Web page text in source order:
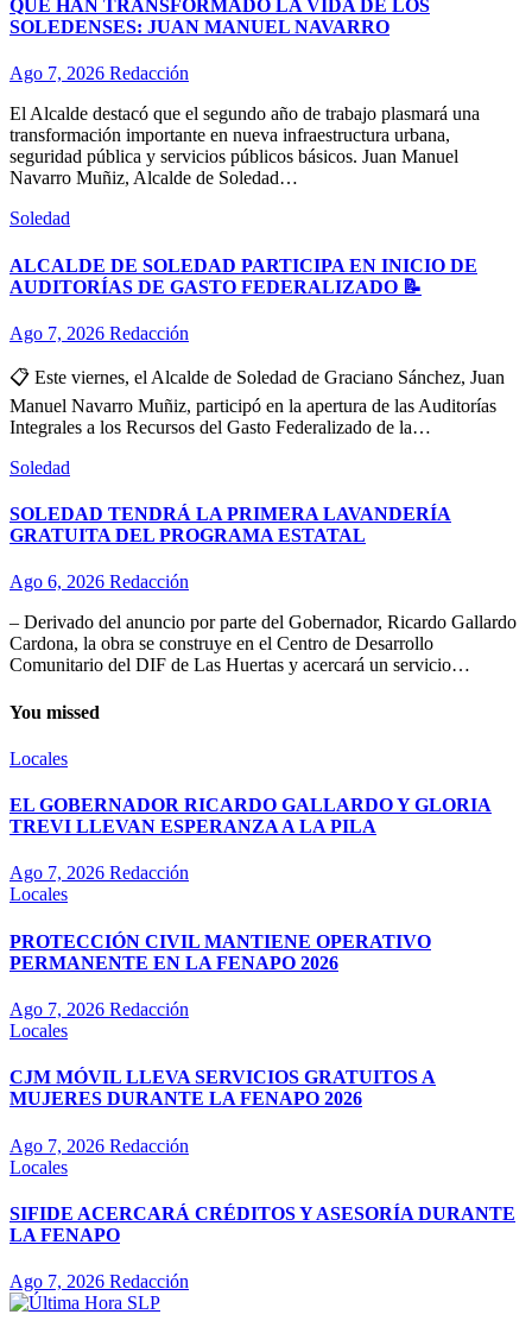
QUE HAN TRANSFORMADO LA VIDA DE LOS
SOLEDENSES: JUAN MANUEL NAVARRO
Ago 7, 2026 Redacción
El Alcalde destacó que el segundo año de trabajo plasmará una
transformación importante en nueva infraestructura urbana,
seguridad pública y servicios públicos básicos. Juan Manuel
Navarro Muñiz, Alcalde de Soledad…
Soledad
ALCALDE DE SOLEDAD PARTICIPA EN INICIO DE
AUDITORÍAS DE GASTO FEDERALIZADO 📝
Ago 7, 2026 Redacción
📋 Este viernes, el Alcalde de Soledad de Graciano Sánchez, Juan
Manuel Navarro Muñiz, participó en la apertura de las Auditorías
Integrales a los Recursos del Gasto Federalizado de la…
Soledad
SOLEDAD TENDRÁ LA PRIMERA LAVANDERÍA
GRATUITA DEL PROGRAMA ESTATAL
Ago 6, 2026 Redacción
– Derivado del anuncio por parte del Gobernador, Ricardo Gallardo
Cardona, la obra se construye en el Centro de Desarrollo
Comunitario del DIF de Las Huertas y acercará un servicio…
You missed
Locales
EL GOBERNADOR RICARDO GALLARDO Y GLORIA
TREVI LLEVAN ESPERANZA A LA PILA
Ago 7, 2026 Redacción
Locales
PROTECCIÓN CIVIL MANTIENE OPERATIVO
PERMANENTE EN LA FENAPO 2026
Ago 7, 2026 Redacción
Locales
CJM MÓVIL LLEVA SERVICIOS GRATUITOS A
MUJERES DURANTE LA FENAPO 2026
Ago 7, 2026 Redacción
Locales
SIFIDE ACERCARÁ CRÉDITOS Y ASESORÍA DURANTE
LA FENAPO
Ago 7, 2026 Redacción